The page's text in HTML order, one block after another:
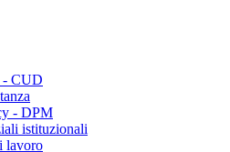
- CUD
- DPM
istituzionali
lavoro